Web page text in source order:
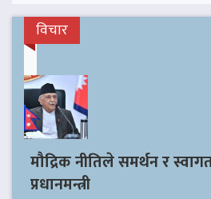
विचार
मौद्रिक नीतिले समर्थन र
प्रधानमन्त्री